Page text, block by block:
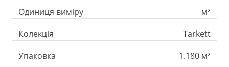
Одиниця виміру
м²
Колекція
Tarkett
Упаковка
1.180 м²